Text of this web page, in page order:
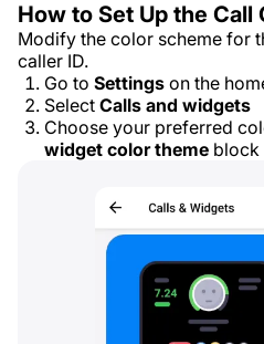
How to Set Up the Call
Modify the color scheme for
caller ID.
Go to Settings on the
Select Calls and widgets
Choose your preferred
widget color theme block